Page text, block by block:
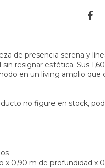
de presencia serena y
resignar estética. Sus
en un living amplio
no figure en stock,
x 0,90 m de profundidad x